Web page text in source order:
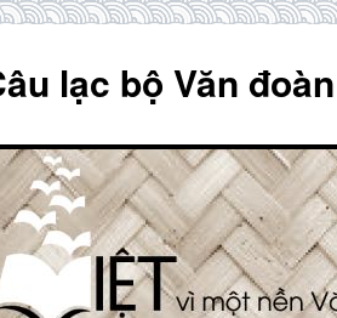
lạc bộ Văn